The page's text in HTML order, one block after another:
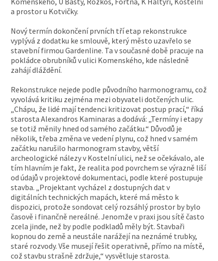
a prostor u Kotvičky.
Nový termín dokončení prvních tří etap rekonstrukce
vyplývá z dodatku ke smlouvě, který město uzavřelo se
stavební firmou Gardenline. Ta v současné době pracuje na
pokládce obrubníků v ulici Komenského, kde následně
zahájí dláždění.
Rekonstrukce nejede podle původního harmonogramu, což
vyvolává kritiku zejména mezi obyvateli dotčených ulic.
„Chápu, že lidé mají tendenci kritizovat postup prací,“ říká
starosta Alexandros Kaminaras a dodává: „Termíny i etapy
se totiž měnily hned od samého začátku.“ Důvodů je
několik, třeba změna ve vedení plynu, což hned v samém
začátku narušilo harmonogram stavby, větší
archeologické nálezy v Kostelní ulici, než se očekávalo, ale
tím hlavním je fakt, že realita pod povrchem se výrazně liší
od údajů v projektové dokumentaci, podle které postupuje
stavba. „Projektant vycházel z dostupných dat v
digitálních technických mapách, které má město k
dispozici, protože sondovat celý rozsáhlý prostor by bylo
časově i finančně nereálné. Jenomže v praxi jsou sítě často
zcela jinde, než by podle podkladů měly být. Stavbaři
kopnou do země a neustále narážejí na neznámé trubky,
staré rozvody. Vše musejí řešit operativně, přímo na místě,
což stavbu strašně zdržuje,“ vysvětluje starosta.